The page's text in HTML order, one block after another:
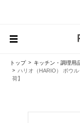
トップ キッチン・調理用
ハリオ（HARIO） ボウ
荷】